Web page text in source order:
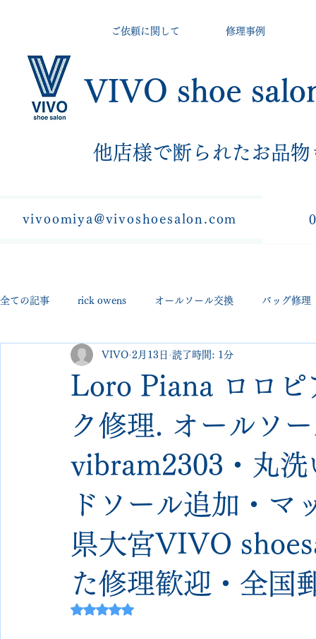
VIVO shoe
他店様で断られたお品物
ご依頼に関して 修理事例
vivoomiya@vivoshoesalon.com
全ての記事 rick owens オールソール交換 バッグ修理
george cleverley Christian louboutin
new balance jimmy choo
edward green george cox hermes
Loro Piana ロロピ
ク修理. オールソ
vibram2303・丸洗
ドソール追加・マ
県大宮VIVO
た修理歓迎・全国
VIVO 2月13日 読了時間: 1分
5つ星のうちNaNと評価されています。